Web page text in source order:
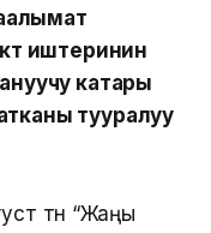
иштеринин
катары
тууралуу
түнү “Жаңы